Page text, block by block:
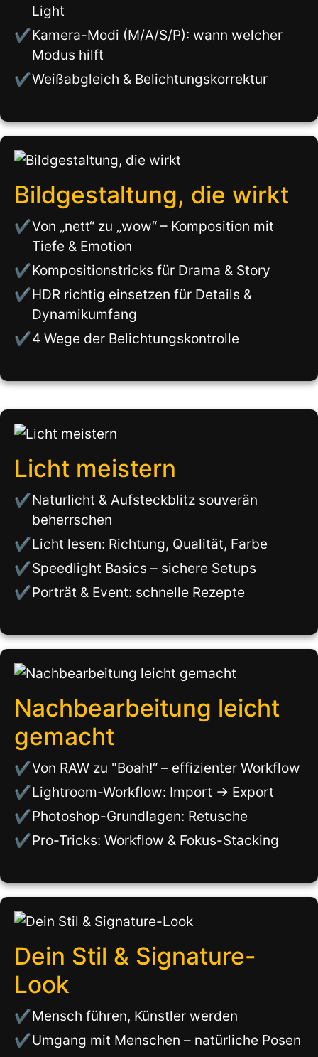
Light
Kamera-Modi (M/A/S/P): wann welcher
Modus hilft
Weißabgleich & Belichtungskorrektur
Bildgestaltung, die wirkt
Von „nett“ zu „wow“ – Komposition mit
Tiefe & Emotion
Kompositionstricks für Drama & Story
HDR richtig einsetzen für Details &
Dynamikumfang
4 Wege der Belichtungskontrolle
Licht meistern
Naturlicht & Aufsteckblitz souverän
beherrschen
Licht lesen: Richtung, Qualität, Farbe
Speedlight Basics – sichere Setups
Porträt & Event: schnelle Rezepte
Nachbearbeitung leicht
gemacht
Von RAW zu "Boah!“ – effizienter Workflow
Lightroom-Workflow: Import → Export
Photoshop-Grundlagen: Retusche
Pro-Tricks: Workflow & Fokus-Stacking
Dein Stil & Signature-
Look
Mensch führen, Künstler werden
Umgang mit Menschen – natürliche Posen